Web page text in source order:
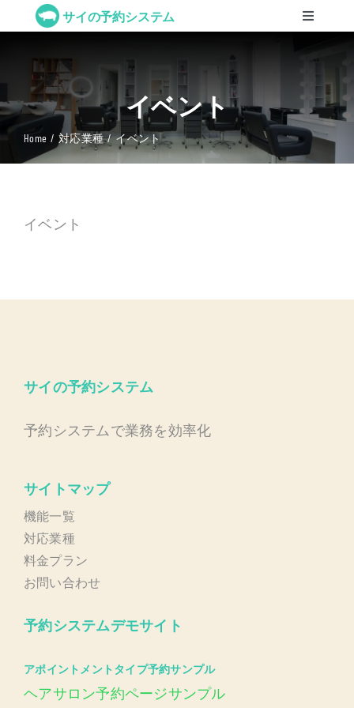
to
content
サイの予約システム
Toggle
対応業種
料金プラン
イベント
Home 対応業種 イベント
イベント
サイの予約システム
予約システムで業務を効率化
サイトマップ
機能一覧
対応業種
料金プラン
お問い合わせ
予約システムデモサイト
アポイントメントタイプ予約サンプル
ヘアサロン予約ページサンプル